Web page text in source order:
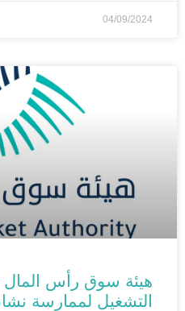
04/09/2024
التشغيل لممارسة